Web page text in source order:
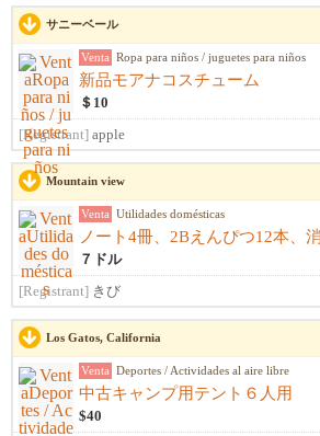
サニーベール
Venta Ropa para niños / juguetes para niños
新品モアナコスチューム
＄10
[Registrant] apple
Mountain view
Venta Utilidades domésticas
ノート4冊、2Bえんぴつ12本、
７ドル
[Registrant] きび
Los Gatos, California
Venta Deportes / Actividades al aire libre
中古キャンプ用テント６人用
$40